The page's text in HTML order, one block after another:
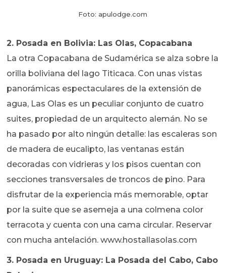
Foto: apulodge.com
2. Posada en Bolivia: Las Olas, Copacabana
La otra Copacabana de Sudamérica se alza sobre la
orilla boliviana del lago Titicaca. Con unas vistas
panorámicas espectaculares de la extensión de
agua, Las Olas es un peculiar conjunto de cuatro
suites, propiedad de un arquitecto alemán. No se
ha pasado por alto ningún detalle: las escaleras son
de madera de eucalipto, las ventanas están
decoradas con vidrieras y los pisos cuentan con
secciones transversales de troncos de pino. Para
disfrutar de la experiencia más memorable, optar
por la suite que se asemeja a una colmena color
terracota y cuenta con una cama circular. Reservar
con mucha antelación. www.hostallasolas.com
3. Posada en Uruguay: La Posada del Cabo, Cabo